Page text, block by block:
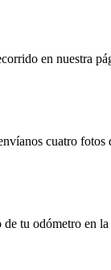
en nuestra
cuatro
tu odómetro en la